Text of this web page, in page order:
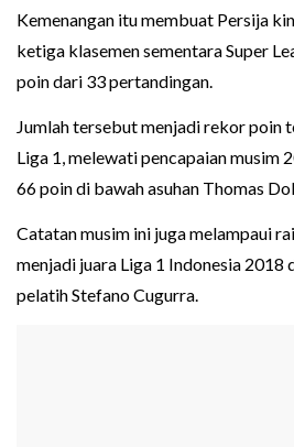
Kemenangan itu membuat Persija
ketiga klasemen sementara Super
poin dari 33 pertandingan.
Jumlah tersebut menjadi rekor poin
Liga 1, melewati pencapaian musim
66 poin di bawah asuhan Thomas
Catatan musim ini juga melampaui
menjadi juara Liga 1 Indonesia 2018
pelatih Stefano Cugurra.